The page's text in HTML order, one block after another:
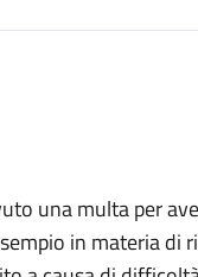
una multa per
in materia di